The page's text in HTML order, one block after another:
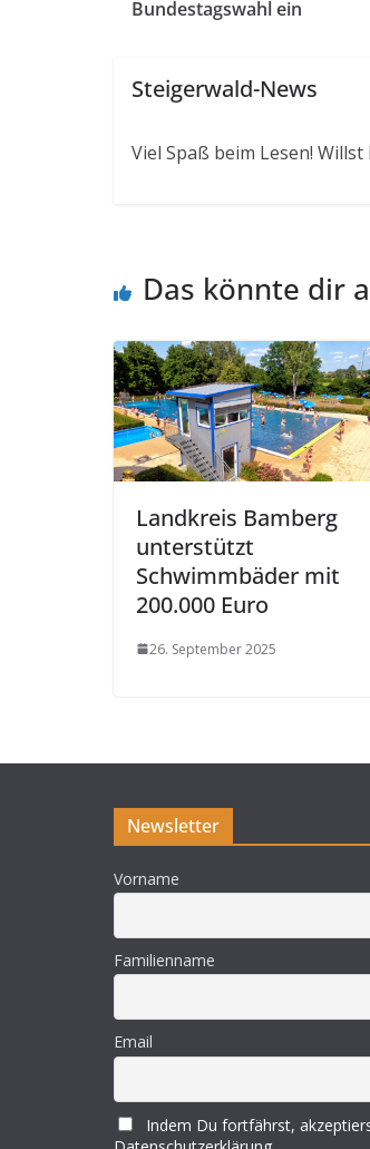
Bundestagswahl ein
Steigerwald-News
Viel Spaß beim Lesen!
Das könnte dir
Landkreis Bamberg
unterstützt
Schwimmbäder mit
200.000 Euro
26. September 2025
Newsletter
Vorname
Familienname
Email
Indem Du fortfährst,